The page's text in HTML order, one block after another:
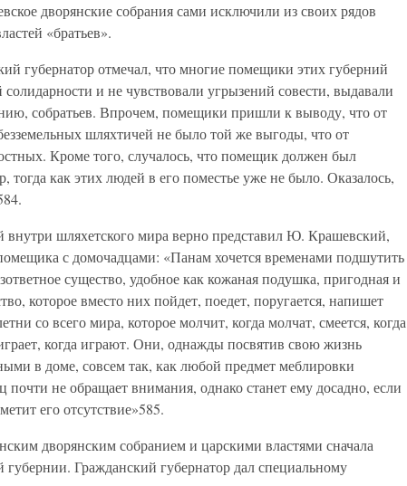
дворянские собрания сами исключили из своих рядов
«братьев».
губернатор отмечал, что многие помещики этих губерний
и не чувствовали угрызений совести, выдавали
собратьев. Впрочем, помещики пришли к выводу, что от
шляхтичей не было той же выгоды, что от
Кроме того, случалось, что помещик должен был
тогда как этих людей в его поместье уже не было. Оказалось,
внутри шляхетского мира верно представил Ю. Крашевский,
с домочадцами: «Панам хочется временами подшутить
существо, удобное как кожаная подушка, пригодная и
которое вместо них пойдет, поедет, поругается, напишет
со всего мира, которое молчит, когда молчат, смеется, когда
когда играют. Они, однажды посвятив свою жизнь
в доме, совсем так, как любой предмет меблировки
почти не обращает внимания, однако станет ему досадно, если
его отсутствие»585.
дворянским собранием и царскими властями сначала
Гражданский губернатор дал специальному